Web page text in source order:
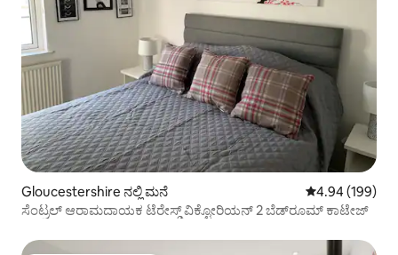
Gloucestershire ನಲ್ಲಿ ಮನೆ 5 ರಲ್ಲಿ 4.94
4.94 (199)
ಸೆಂಟ್ರಲ್ ಆರಾಮದಾಯಕ ಟೆರೇಸ್ಡ್ ವಿಕ್ಟೋರಿಯನ್ 2 ಬೆಡ್‌ರೂಮ್ ಕಾಟೇಜ್